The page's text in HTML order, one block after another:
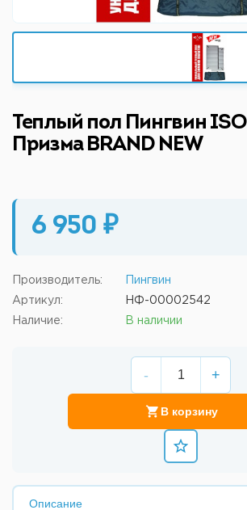
Теплый пол Пингвин
Призма BRAND NEW
6 950 ₽
Производитель: Пингвин
Артикул: НФ-00002542
Наличие: В наличии
- +
В корзину